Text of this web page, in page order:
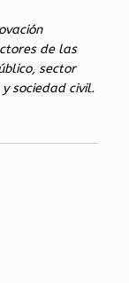
de las
sector
sociedad civil.